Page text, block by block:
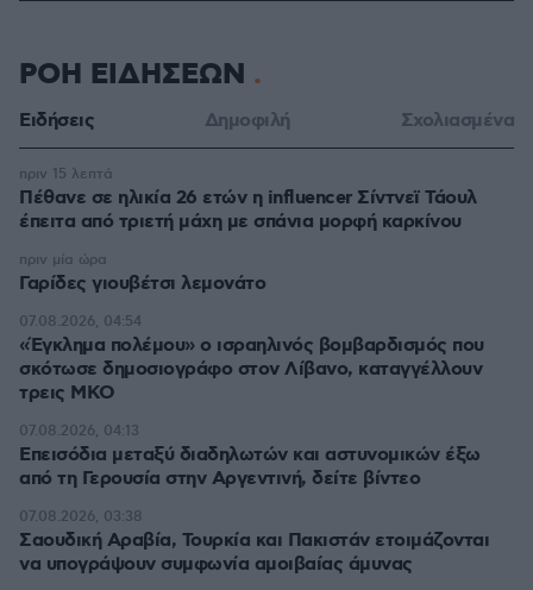
ΡΟΗ ΕΙΔΗΣΕΩΝ
Ειδήσεις Δημοφιλή Σχολιασμένα
Πέθανε σε ηλικία 26 ετών η influencer Σίντνεϊ Τάουλ
έπειτα από τριετή μάχη με σπάνια μορφή καρκίνου
πριν 15 λεπτά
Γαρίδες γιουβέτσι λεμονάτο
πριν μία ώρα
«Έγκλημα πολέμου» ο ισραηλινός βομβαρδισμός που
σκότωσε δημοσιογράφο στον Λίβανο, καταγγέλλουν
τρεις ΜΚΟ
07.08.2026, 04:54
Επεισόδια μεταξύ διαδηλωτών και αστυνομικών έξω
από τη Γερουσία στην Αργεντινή, δείτε βίντεο
07.08.2026, 04:13
Σαουδική Αραβία, Τουρκία και Πακιστάν ετοιμάζονται
να υπογράψουν συμφωνία αμοιβαίας άμυνας
07.08.2026, 03:38